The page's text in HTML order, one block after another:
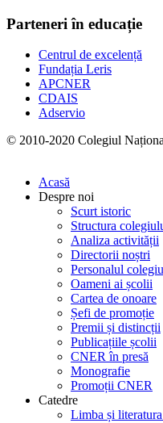
Parteneri în educație
Centrul de excelență
Fundația Leris
APCNER
CDAIS
Adservio
© 2010-2020 Colegiul
Acasă
Despre noi
Scurt istoric
Structura
Analiza activității
Directorii noștri
Personalul
Oameni ai școlii
Cartea de onoare
Șefi de promoție
Premii și distincții
Publicațiile școlii
CNER în presă
Monografie
Promoții CNER
Catedre
Limba și